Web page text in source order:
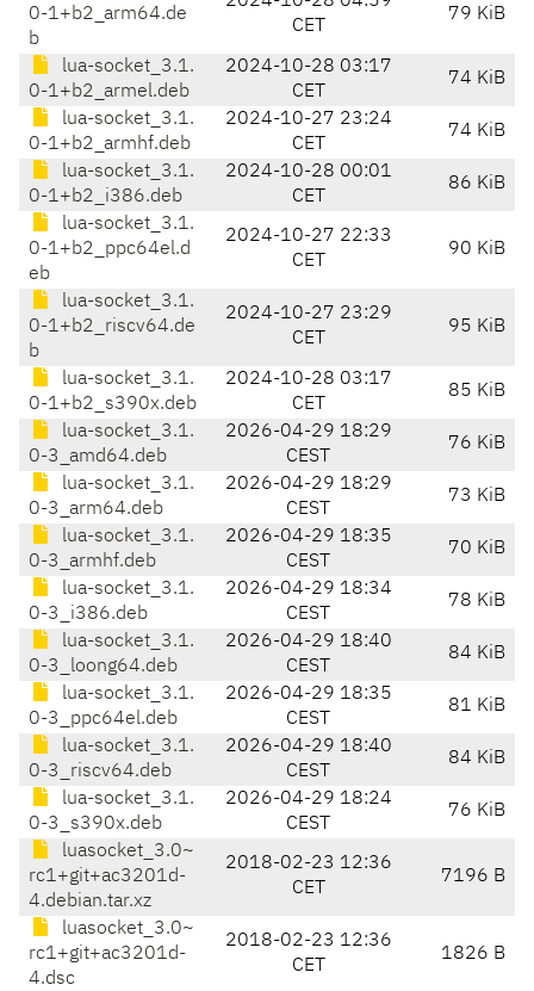
0-1+b2_arm64.de
b
CET
79 KiB
lua-socket_3.1.
0-1+b2_armel.deb
2024-10-28 03:17
CET
74 KiB
lua-socket_3.1.
0-1+b2_armhf.deb
2024-10-27 23:24
CET
74 KiB
lua-socket_3.1.
0-1+b2_i386.deb
2024-10-28 00:01
CET
86 KiB
lua-socket_3.1.
0-1+b2_ppc64el.d
eb
2024-10-27 22:33
CET
90 KiB
lua-socket_3.1.
0-1+b2_riscv64.de
b
2024-10-27 23:29
CET
95 KiB
lua-socket_3.1.
0-1+b2_s390x.deb
2024-10-28 03:17
CET
85 KiB
lua-socket_3.1.
0-3_amd64.deb
2026-04-29 18:29
CEST
76 KiB
lua-socket_3.1.
0-3_arm64.deb
2026-04-29 18:29
CEST
73 KiB
lua-socket_3.1.
0-3_armhf.deb
2026-04-29 18:35
CEST
70 KiB
lua-socket_3.1.
0-3_i386.deb
2026-04-29 18:34
CEST
78 KiB
lua-socket_3.1.
0-3_loong64.deb
2026-04-29 18:40
CEST
84 KiB
lua-socket_3.1.
0-3_ppc64el.deb
2026-04-29 18:35
CEST
81 KiB
lua-socket_3.1.
0-3_riscv64.deb
2026-04-29 18:40
CEST
84 KiB
lua-socket_3.1.
0-3_s390x.deb
2026-04-29 18:24
CEST
76 KiB
luasocket_3.0~
rc1+git+ac3201d-
4.debian.tar.xz
2018-02-23 12:36
CET
7196 B
luasocket_3.0~
rc1+git+ac3201d-
4.dsc
2018-02-23 12:36
CET
1826 B